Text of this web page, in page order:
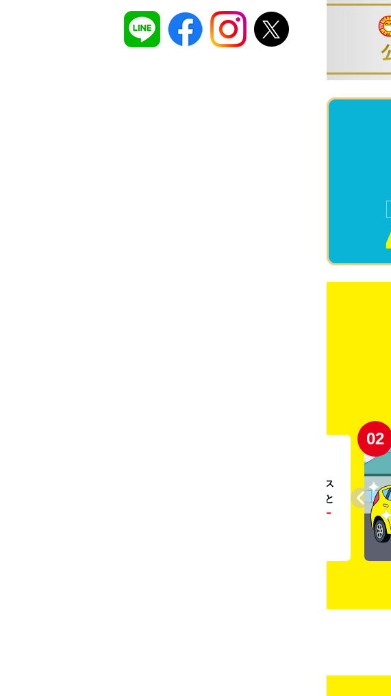
。ガソリンス
タンドや整備工場の既存インフラを活用すること
リー
02